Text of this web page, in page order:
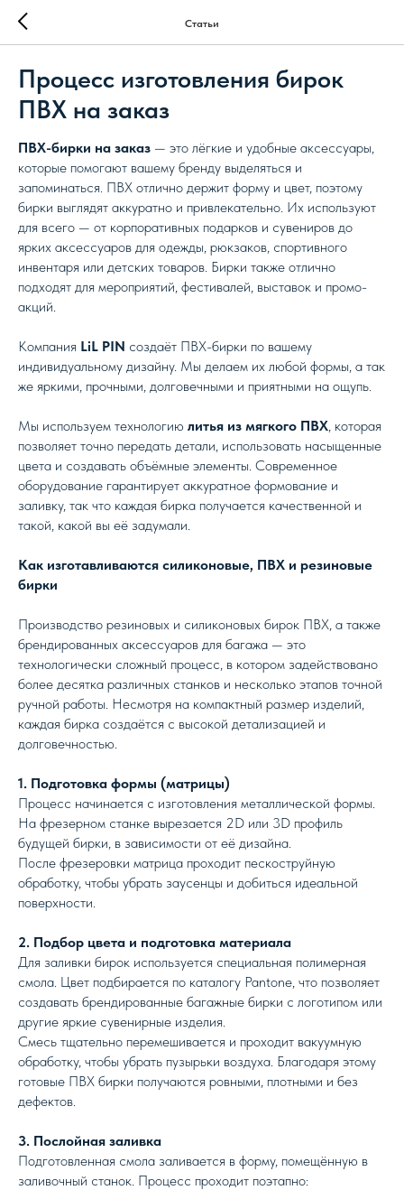
Статьи
Процесс изготовления бирок
ПВХ на заказ
ПВХ-бирки на заказ — это лёгкие и удобные аксессуары,
которые помогают вашему бренду выделяться и
запоминаться. ПВХ отлично держит форму и цвет, поэтому
бирки выглядят аккуратно и привлекательно. Их используют
для всего — от корпоративных подарков и сувениров до
ярких аксессуаров для одежды, рюкзаков, спортивного
инвентаря или детских товаров. Бирки также отлично
подходят для мероприятий, фестивалей, выставок и промо-
акций.
Компания LiL PIN создаёт ПВХ-бирки по вашему
индивидуальному дизайну. Мы делаем их любой формы, а так
же яркими, прочными, долговечными и приятными на ощупь.
Мы используем технологию литья из мягкого ПВХ, которая
позволяет точно передать детали, использовать насыщенные
цвета и создавать объёмные элементы. Современное
оборудование гарантирует аккуратное формование и
заливку, так что каждая бирка получается качественной и
такой, какой вы её задумали.
Как изготавливаются силиконовые, ПВХ и резиновые
бирки
Производство резиновых и силиконовых бирок ПВХ, а также
брендированных аксессуаров для багажа — это
технологически сложный процесс, в котором задействовано
более десятка различных станков и несколько этапов точной
ручной работы. Несмотря на компактный размер изделий,
каждая бирка создаётся с высокой детализацией и
долговечностью.
1. Подготовка формы (матрицы)
Процесс начинается с изготовления металлической формы.
На фрезерном станке вырезается 2D или 3D профиль
будущей бирки, в зависимости от её дизайна.
После фрезеровки матрица проходит пескоструйную
обработку, чтобы убрать заусенцы и добиться идеальной
поверхности.
2. Подбор цвета и подготовка материала
Для заливки бирок используется специальная полимерная
смола. Цвет подбирается по каталогу Pantone, что позволяет
создавать брендированные багажные бирки с логотипом или
другие яркие сувенирные изделия.
Смесь тщательно перемешивается и проходит вакуумную
обработку, чтобы убрать пузырьки воздуха. Благодаря этому
готовые ПВХ бирки получаются ровными, плотными и без
дефектов.
3. Послойная заливка
Подготовленная смола заливается в форму, помещённую в
заливочный станок. Процесс проходит поэтапно: